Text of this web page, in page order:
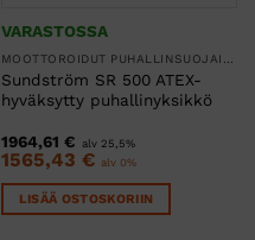
VARASTOSSA
Sundström SR 500 ATEX-
hyväksytty puhallinyksikkö
1964,61 € alv 25,5%
1565,43 € alv 0%
LISÄÄ OSTOSKORIIN